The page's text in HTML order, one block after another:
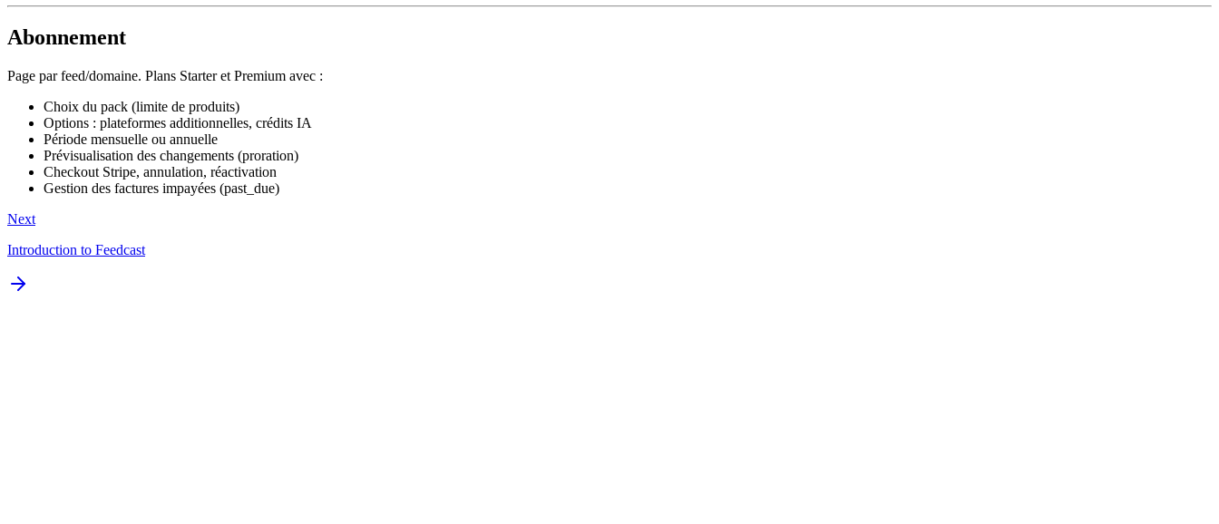
Abonnement
Page par feed/domaine. Plans Starter et Premium avec :
Choix du pack (limite de produits)
Options : plateformes additionnelles, crédits IA
Période mensuelle ou annuelle
Prévisualisation des changements (proration)
Checkout Stripe, annulation, réactivation
Gestion des factures impayées (past_due)
Next
Introduction to Feedcast